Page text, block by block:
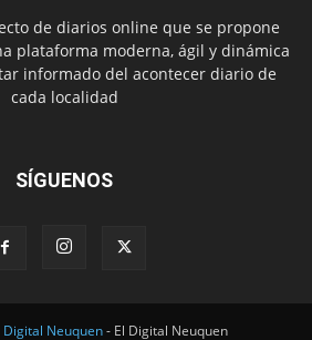
de diarios online que se propone
plataforma moderna, ágil y dinámica
informado del acontecer diario de
cada localidad
SÍGUENOS
Digital Neuquen- El Digital Neuquen